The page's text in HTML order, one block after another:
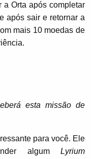
a Orta após completar
após sair e retornar a
mais 10 moedas de
esta missão de
para você. Ele
algum Lyrium